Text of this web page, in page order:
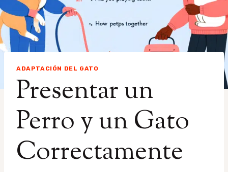
ADAPTACIÓN DEL GATO
Presentar un
Perro y un Gato
Correctamente